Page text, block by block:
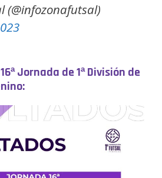
(@infozonafutsal)
Jornada de 1ª División de